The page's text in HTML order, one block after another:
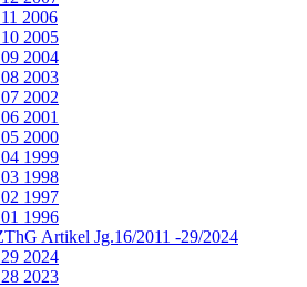
2006
2005
2004
2003
2002
2001
2000
1999
1998
1997
1996
Artikel Jg.16/2011 -29/2024
2024
2023